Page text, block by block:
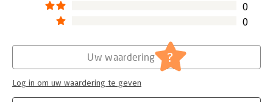
0
0
Uw waardering ?
Log in om uw waardering te geven